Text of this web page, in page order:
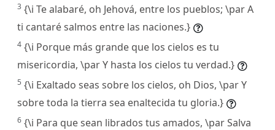
3 {\i Te alabaré, oh Jehová, entre los pueblos; \par A
ti cantaré salmos entre las naciones.}
4 {\i Porque más grande que los cielos es tu
misericordia, \par Y hasta los cielos tu verdad.}
5 {\i Exaltado seas sobre los cielos, oh Dios, \par Y
sobre toda la tierra sea enaltecida tu gloria.}
6 {\i Para que sean librados tus amados, \par Salva